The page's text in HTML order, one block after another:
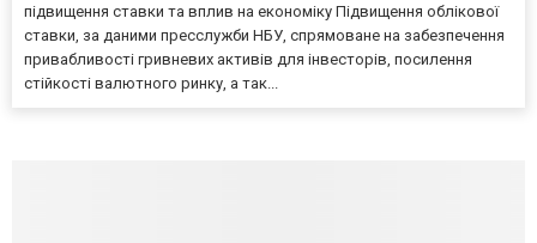
підвищення ставки та вплив на економіку Підвищення облікової
ставки, за даними пресслужби НБУ, спрямоване на забезпечення
привабливості гривневих активів для інвесторів, посилення
стійкості валютного ринку, а так...